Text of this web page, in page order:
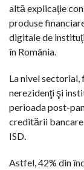
altă explicaţie
produse
digitale de
în România.
La nivel sectorial,
nerezidenţi şi
perioada post-
creditării bancare
ISD.
Astfel, 42% din